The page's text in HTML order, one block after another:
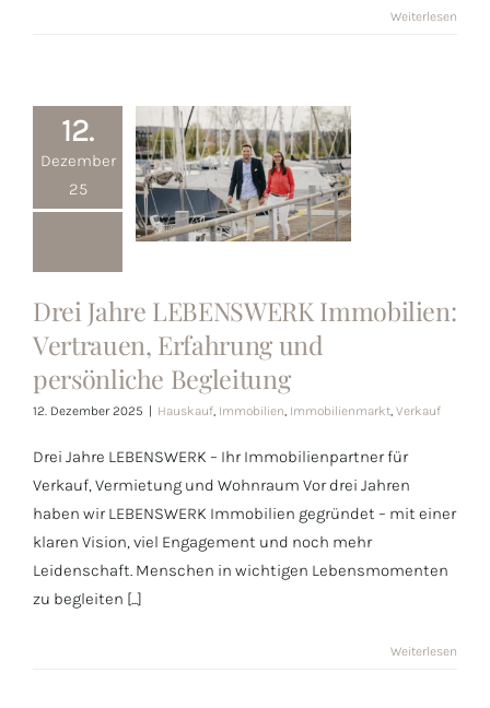
Weiterlesen
12.
Dezember
25
Drei Jahre
Immobilien:
Vertrauen,
Erfahrung und
persönliche
Drei Jahre LEBENSWERK Immobilien:
Vertrauen, Erfahrung und
persönliche Begleitung
12. Dezember 2025 Hauskauf, Immobilien, Immobilienmarkt, Verkauf
Drei Jahre LEBENSWERK – Ihr Immobilienpartner für
Verkauf, Vermietung und Wohnraum Vor drei Jahren
haben wir LEBENSWERK Immobilien gegründet – mit einer
klaren Vision, viel Engagement und noch mehr
Leidenschaft. Menschen in wichtigen Lebensmomenten
zu begleiten [...]
Weiterlesen